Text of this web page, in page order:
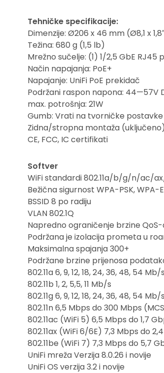
Tehničke specifikacije:
Dimenzije: Ø206 x 46 mm (Ø8,1 x
Težina: 680 g (1,5 lb)
Mrežno sučelje: (1) 1/2,5 GbE RJ45
Način napajanja: PoE+
Napajanje: UniFi PoE prekidač
Podržani raspon napona: 44—57V
max. potrošnja: 21W
Gumb: Vrati na tvorničke postavke
Zidna/stropna montaža (uključeno)
CE, FCC, IC certifikati
Softver
WiFi standardi 802.11a/b/g/n/ac/
Bežična sigurnost WPA-PSK,
BSSID 8 po radiju
VLAN 802.1Q
Napredno ograničenje brzine
Podržana je izolacija prometa u
Maksimalna spajanja 300+
Podržane brzine prijenosa
802.11a 6, 9, 12, 18, 24, 36, 48, 54 Mb/s
802.11b 1, 2, 5,5, 11 Mb/s
802.11g 6, 9, 12, 18, 24, 36, 48, 54 Mb/s
802.11n 6,5 Mbps do 300 Mbps
802.11ac (WiFi 5) 6,5 Mbps do 1,7
802.11ax (WiFi 6/6E) 7,3 Mbps do
802.11be (WiFi 7) 7,3 Mbps do 5,7
UniFi mreža Verzija 8.0.26 i novije
UniFi OS verzija 3.2 i novije